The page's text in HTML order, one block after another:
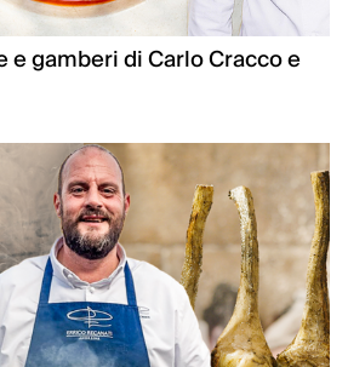
e gamberi di Carlo Cracco e